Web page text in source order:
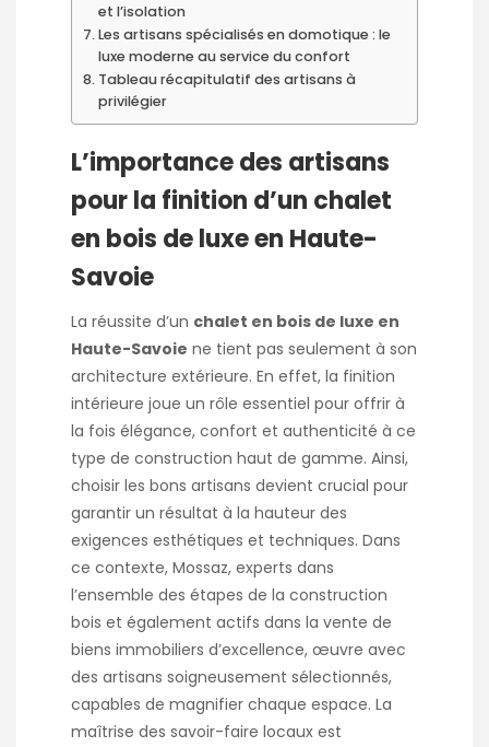
et l’isolation
Les artisans spécialisés en domotique : le
luxe moderne au service du confort
Tableau récapitulatif des artisans à
privilégier
L’importance des artisans
pour la finition d’un chalet
en bois de luxe en Haute-
Savoie
La réussite d’un chalet en bois de luxe en
Haute-Savoie ne tient pas seulement à son
architecture extérieure. En effet, la finition
intérieure joue un rôle essentiel pour offrir à
la fois élégance, confort et authenticité à ce
type de construction haut de gamme. Ainsi,
choisir les bons artisans devient crucial pour
garantir un résultat à la hauteur des
exigences esthétiques et techniques. Dans
ce contexte, Mossaz, experts dans
l’ensemble des étapes de la construction
bois et également actifs dans la vente de
biens immobiliers d’excellence, œuvre avec
des artisans soigneusement sélectionnés,
capables de magnifier chaque espace. La
maîtrise des savoir-faire locaux est